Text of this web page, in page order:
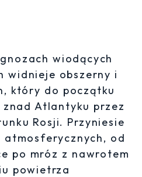
wiodących
widnieje obszerny i
który do początku
Atlantyku przez
Rosji. Przyniesie
atmosferycznych, od
po mróz z nawrotem
powietrza